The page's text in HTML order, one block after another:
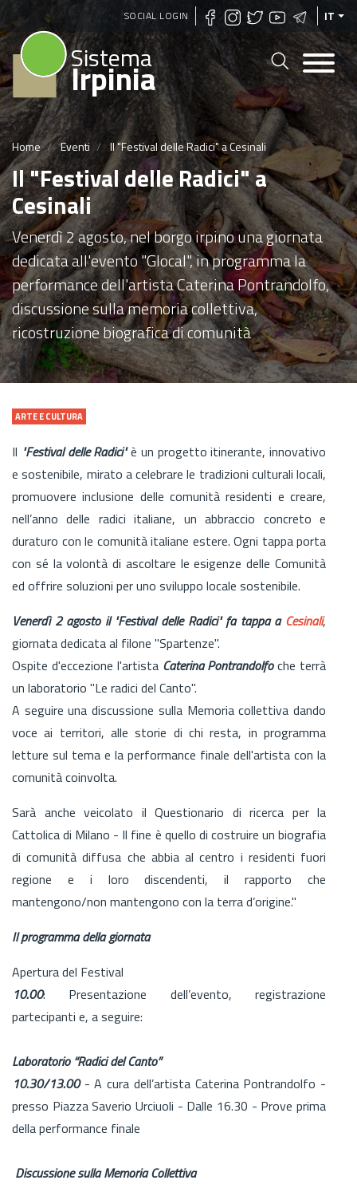
Salta
al
contenuto
principale
SOCIAL LOGIN IT
Sistema
Irpinia
Home Eventi Il "Festival delle Radici" a Cesinali
Il "Festival delle Radici" a
Cesinali
Venerdì 2 agosto, nel borgo irpino una giornata
dedicata all'evento "Glocal", in programma la
performance dell'artista Caterina Pontrandolfo,
discussione sulla memoria collettiva,
ricostruzione biografica di comunità
ARTE E CULTURA
Il "Festival delle Radici"è un progetto itinerante, innovativo
e sostenibile, mirato a celebrare le tradizioni culturali locali,
promuovere inclusione delle comunità residenti e creare,
nell’anno delle radici italiane, un abbraccio concreto e
duraturo con le comunità italiane estere. Ogni tappa porta
con sé la volontà di ascoltare le esigenze delle Comunità
ed offrire soluzioni per uno sviluppo locale sostenibile.
Venerdì 2 agosto il "Festival delle Radici" fa tappa a Cesinali,
giornata dedicata al filone "Spartenze".
Ospite d'eccezione l'artista Caterina Pontrandolfoche terrà
un laboratorio "Le radici del Canto".
A seguire una discussione sulla Memoria collettiva dando
voce ai territori, alle storie di chi resta, in programma
letture sul tema e la performance finale dell'artista con la
comunità coinvolta.
Sarà anche veicolato il Questionario di ricerca per la
Cattolica di Milano - Il fine è quello di costruire un biografia
di comunità diffusa che abbia al centro i residenti fuori
regione e i loro discendenti, il rapporto che
mantengono/non mantengono con la terra d’origine."
Il programma della giornata
Apertura del Festival
10.00: Presentazione dell’evento, registrazione
partecipanti e, a seguire:
Laboratorio “Radici del Canto”
10.30/13.00- A cura dell’artista Caterina Pontrandolfo -
presso Piazza Saverio Urciuoli - Dalle 16.30 - Prove prima
della performance finale
Discussione sulla Memoria Collettiva